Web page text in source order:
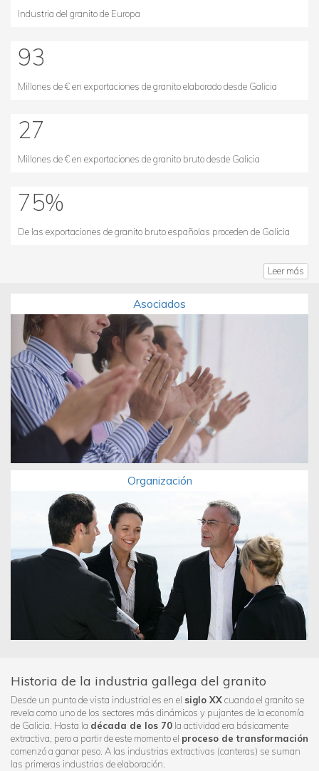
Industria del granito de Europa
93
Millones de € en exportaciones de granito elaborado desde Galicia
27
Millones de € en exportaciones de granito bruto desde Galicia
75%
De las exportaciones de granito bruto españolas proceden de Galicia
Leer más
Asociados
Organización
Historia de la industria gallega del granito
Desde un punto de vista industrial es en el siglo XXcuando el granito se
revela como uno de los sectores más dinámicos y pujantes de la economía
de Galicia. Hasta la década de los 70 la actividad era básicamente
extractiva, pero a partir de este momento el proceso de transformación
comenzó a ganar peso. A las industrias extractivas (canteras) se suman
las primeras industrias de elaboración.